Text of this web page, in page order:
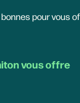
pour vous
vous offre